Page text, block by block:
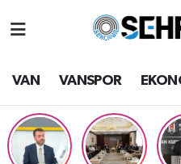
VAN VANSPOR
Van Hava Durumu
VAN Namaz Vakitleri